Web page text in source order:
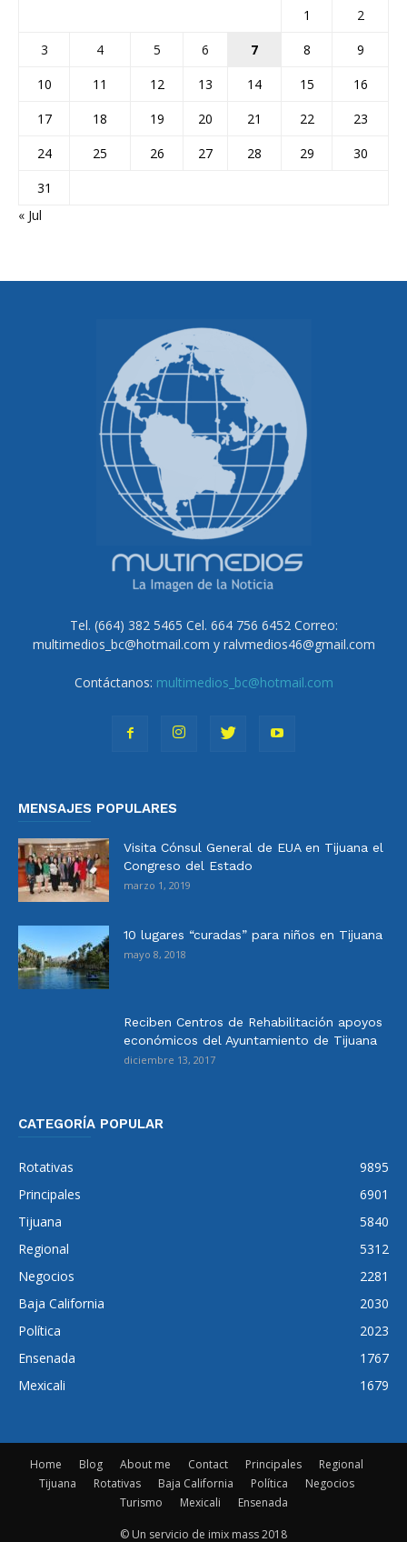
1
2
3
4 5 6 7 8
9
10
11 12 13 14 15
16
17
18 19 20 21 22
23
24
25 26 27 28 29
30
31
« Jul
Tel. (664) 382 5465 Cel. 664 756 6452 Correo:
multimedios_bc@hotmail.com y ralvmedios46@gmail.com
Contáctanos: multimedios_bc@hotmail.com
MENSAJES POPULARES
Visita Cónsul General de EUA en Tijuana el
Congreso del Estado
marzo 1, 2019
10 lugares “curadas” para niños en Tijuana
mayo 8, 2018
Reciben Centros de Rehabilitación apoyos
económicos del Ayuntamiento de Tijuana
diciembre 13, 2017
CATEGORÍA POPULAR
Rotativas
9895
Principales
6901
Tijuana
5840
Regional
5312
Negocios
2281
Baja California
2030
Política
2023
Ensenada
1767
Mexicali
1679
Home Blog About me Contact Principales
Regional
Tijuana
Rotativas Baja California Política
Negocios
Turismo
Mexicali Ensenada
© Un servicio de imix mass 2018